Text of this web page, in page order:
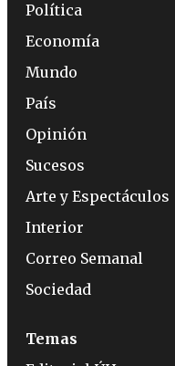
Política
Economía
Mundo
País
Opinión
Sucesos
Arte y Espectáculos
Interior
Correo Semanal
Sociedad
Temas